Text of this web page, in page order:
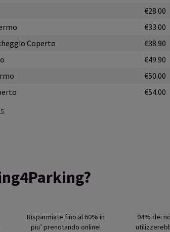
€28.00
€33.00
Coperto
€38.90
€49.90
€50.00
€54.00
Risparmiate fino al 60% in
piu’ prenotando online!
94% dei